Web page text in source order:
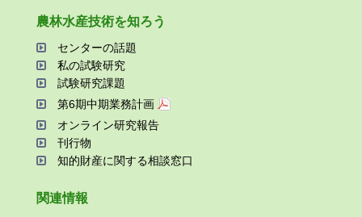
農林⽔産技術を知ろう
センターの話題
私の試験研究
試験研究課題
第6期中期業務計画
オンライン研究報告
刊⾏物
知的財産に関する相談窓⼝
関連情報